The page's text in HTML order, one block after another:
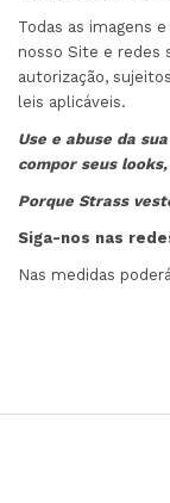
Todas as imagens
nosso Site e redes
autorização,
leis aplicáveis.
Use e abuse da
compor seus
Porque Strass
Siga-nos nas
Nas medidas